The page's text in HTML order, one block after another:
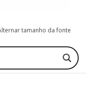
tamanho da fonte